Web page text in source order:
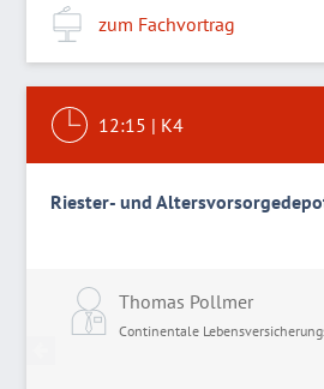
zum Fachvortrag
12:15 | K4
Riester- und
Thomas Pollmer
Continentale